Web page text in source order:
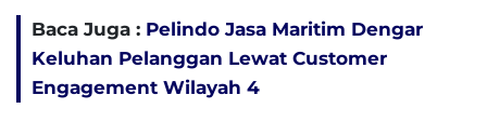
Baca Juga : Pelindo Jasa Maritim Dengar
Keluhan Pelanggan Lewat Customer
Engagement Wilayah 4